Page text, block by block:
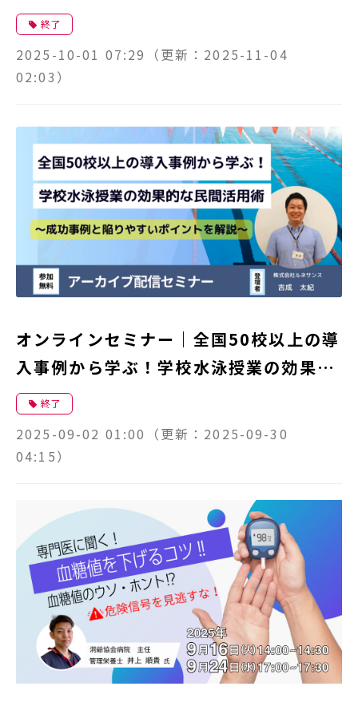
終了
2025-10-01 07:29 （更新： 2025-11-04
02:03 ）
オンラインセミナー｜全国50校以上の導
入事例から学ぶ！学校水泳授業の効果的
な民間活用術
終了
2025-09-02 01:00 （更新： 2025-09-30
04:15）